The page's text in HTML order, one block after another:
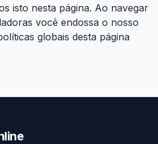
isto nesta página. Ao navegar
você endossa o nosso
globais desta página